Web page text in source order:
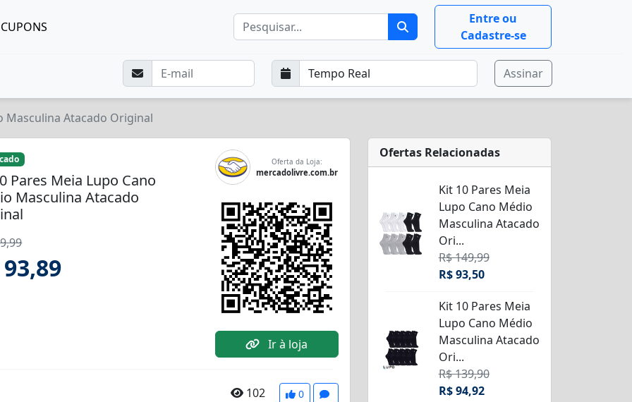
CUPONS
Entre ou
Cadastre-se
Assinar
Masculina Atacado Original
Pares Meia Lupo Cano
Masculina Atacado
93,89
Oferta da Loja:
mercadolivre.com.br
Ir à loja
102 0
Ofertas Relacionadas
Kit 10 Pares Meia
Lupo Cano Médio
Masculina Atacado
Ori...
R$ 149,99
R$ 93,50
Kit 10 Pares Meia
Lupo Cano Médio
Masculina Atacado
Ori...
R$ 139,90
R$ 94,92